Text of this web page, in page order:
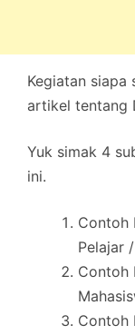
Kegiatan siapa
artikel tentang
Yuk simak 4
ini.
Contoh
Pelajar
Contoh
Contoh